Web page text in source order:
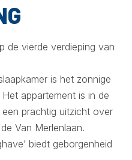
de vierde verdieping van
is het zonnige
appartement is in de
prachtig uitzicht over
Van Merlenlaan.
biedt geborgenheid